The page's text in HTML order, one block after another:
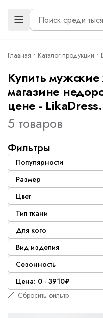
Главная Каталог продукции
Купить
магазине
цене - LikaDress.
5 товаров
Фильтры
Популярности
Размер
Цвет
Тип ткани
Для кого
Вид изделия
Сезонность
Цена: 0 - 3910₽
Сбросить фильтр